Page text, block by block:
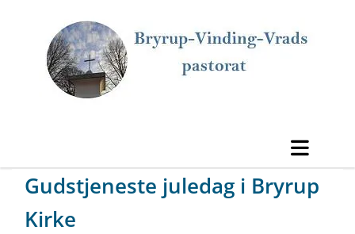
Gudstjeneste juledag i Bryrup
Kirke